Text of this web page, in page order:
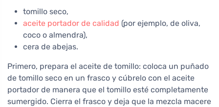
tomillo seco,
aceite portador de calidad (por ejemplo, de oliva,
coco o almendra),
cera de abejas.
Primero, prepara el aceite de tomillo: coloca un puñado
de tomillo seco en un frasco y cúbrelo con el aceite
portador de manera que el tomillo esté completamente
sumergido. Cierra el frasco y deja que la mezcla macere